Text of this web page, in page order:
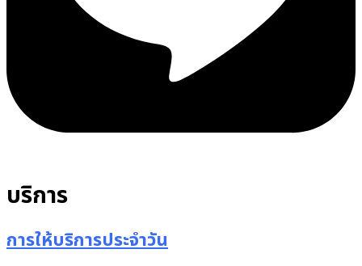
บริการ
การให้บริการประจำวัน